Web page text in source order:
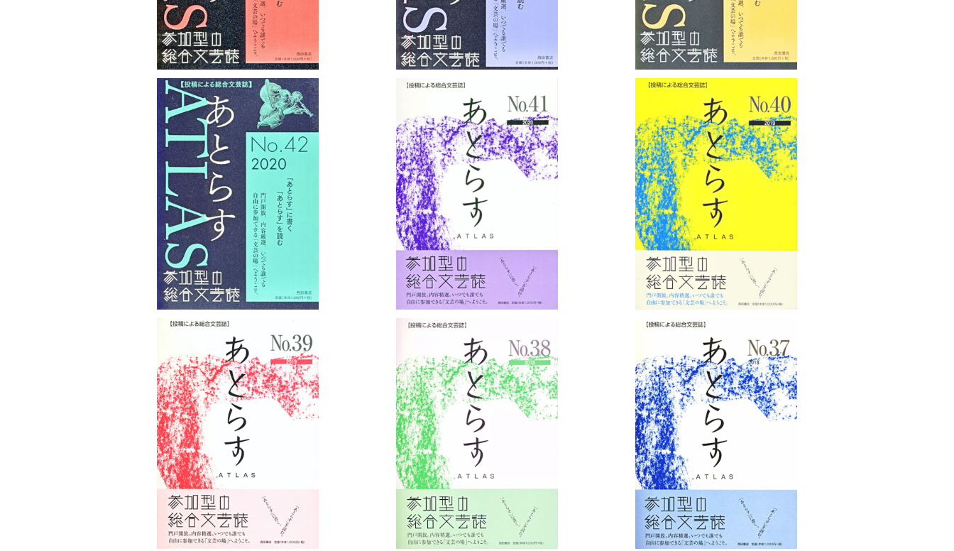
あとらすNo.42
¥1,100
あとらすNo.41
¥1,100
あとらすNo.40
¥1,100
あとらすNo.39
¥1,100
あとらすNo.38
¥1,100
あとらすNo.37
¥1,100